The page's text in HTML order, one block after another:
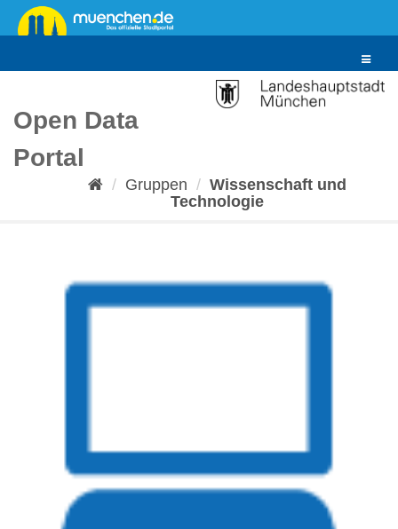
Überspringen
zum
Toggle
Open Data
Portal
Gruppen
Wissenschaft und
Technologie